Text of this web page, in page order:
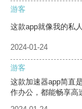
游客
这款app就像我的私
2024-01-24
游客
这款加速器app简直
作办公，都能畅享高